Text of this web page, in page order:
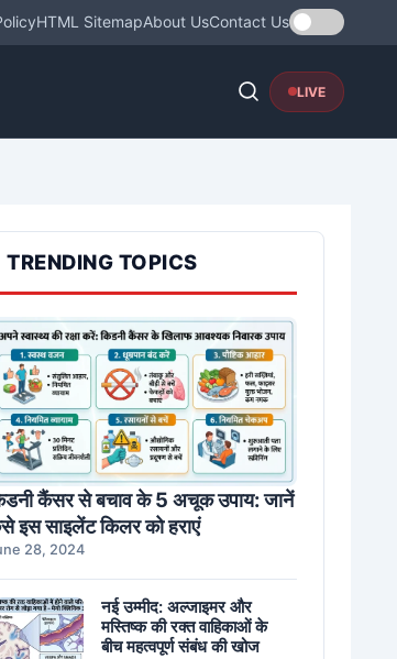
HTML SitemapAbout UsContact Us
LIVE
TRENDING TOPICS
कैंसर से बचाव के 5 अचूक उपाय: जानें
इस साइलेंट किलर को हराएं
28, 2024
नई उम्मीद: अल्जाइमर और
मस्तिष्क की रक्त वाहिकाओं के
बीच महत्वपूर्ण संबंध की खोज